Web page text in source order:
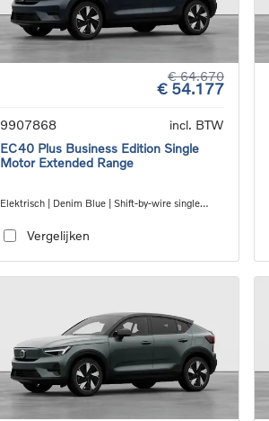
€ 64.670
€ 54.177
9907868
incl. BTW
EC40 Plus Business Edition Single
Motor Extended Range
Elektrisch | Denim Blue | Shift-by-wire single
Vergelijken